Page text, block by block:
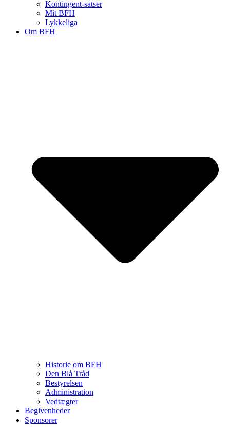
Kontingent-satser
Mit BFH
Lykkeliga
Om BFH
Historie om BFH
Den Blå Tråd
Bestyrelsen
Administration
Vedtægter
Begivenheder
Sponsorer